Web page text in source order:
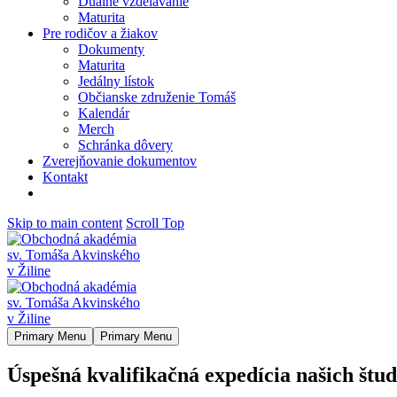
Maturita
Pre rodičov a žiakov
Dokumenty
Maturita
Jedálny lístok
Občianske združenie Tomáš
Kalendár
Merch
Schránka dôvery
Zverejňovanie dokumentov
Kontakt
Skip to main content Scroll Top
Primary Menu Primary Menu
Úspešná kvalifikačná expedícia našich